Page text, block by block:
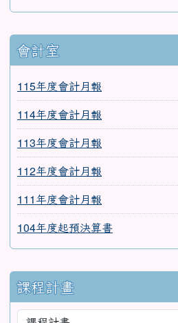
會計室
115年度會計月報
114年度會計月報
113年度會計月報
112年度會計月報
111年度會計月報
104年度起預決算書
課程計畫